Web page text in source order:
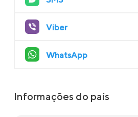
Viber
WhatsApp
Informações do país